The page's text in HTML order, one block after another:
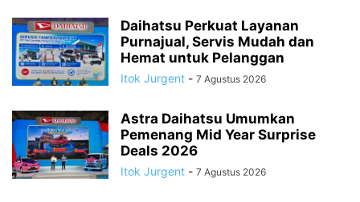
Daihatsu Perkuat Layanan
Purnajual, Servis Mudah dan
Hemat untuk Pelanggan
Itok Jurgent - 7 Agustus 2026
Astra Daihatsu Umumkan
Pemenang Mid Year Surprise
Deals 2026
Itok Jurgent - 7 Agustus 2026